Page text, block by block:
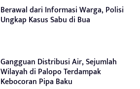
Berawal dari Informasi Warga, Polisi
Ungkap Kasus Sabu di Bua
Gangguan Distribusi Air, Sejumlah
Wilayah di Palopo Terdampak
Kebocoran Pipa Baku